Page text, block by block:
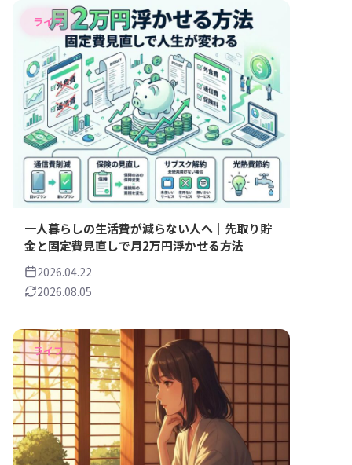
ライフ
一人暮らしの生活費が減らない人へ｜先取り貯
金と固定費見直しで月2万円浮かせる方法
2026.04.22
2026.08.05
ライフ